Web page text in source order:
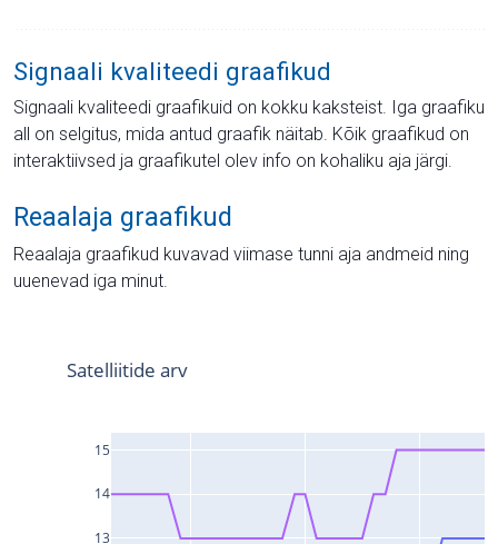
Signaali kvaliteedi graafikud
Signaali kvaliteedi graafikuid on kokku kaksteist. Iga graafiku
all on selgitus, mida antud graafik näitab. Kõik graafikud on
interaktiivsed ja graafikutel olev info on kohaliku aja järgi.
Reaalaja graafikud
Reaalaja graafikud kuvavad viimase tunni aja andmeid ning
uuenevad iga minut.